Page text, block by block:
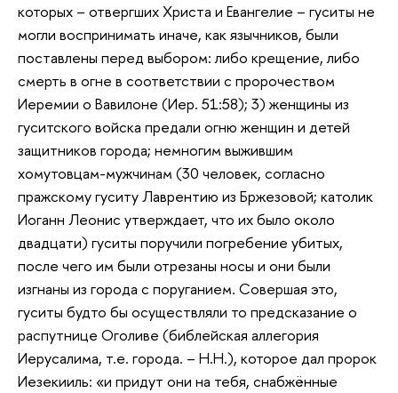
которых – отвергших Христа и Евангелие – гуситы не
могли воспринимать иначе, как язычников, были
поставлены перед выбором: либо крещение, либо
смерть в огне в соответствии с пророчеством
Иеремии о Вавилоне (Иер. 51:58); 3) женщины из
гуситского войска предали огню женщин и детей
защитников города; немногим выжившим
хомутовцам-мужчинам (30 человек, согласно
пражскому гуситу Лаврентию из Бржезовой; католик
Иоганн Леонис утверждает, что их было около
двадцати) гуситы поручили погребение убитых,
после чего им были отрезаны носы и они были
изгнаны из города с поруганием. Совершая это,
гуситы будто бы осуществляли то предсказание о
распутнице Оголиве (библейская аллегория
Иерусалима, т.е. города. – Н.Н.), которое дал пророк
Иезекииль: «и придут они на тебя, снабжённые